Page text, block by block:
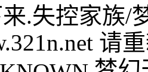
.失控家族/
请